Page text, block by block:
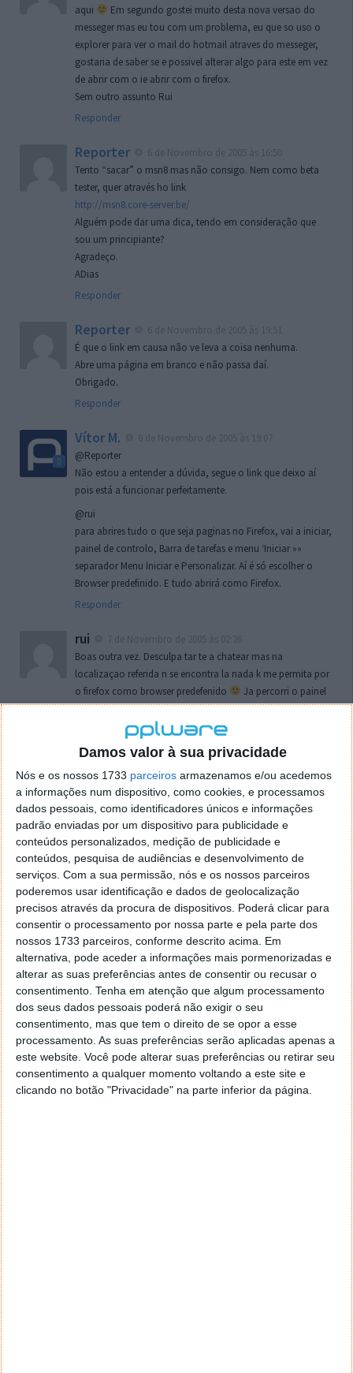
Damos valor à sua privacidade
Nós e os nossos 1733 parceiros armazenamos e/ou acedemos
a informações num dispositivo, como cookies, e processamos
dados pessoais, como identificadores únicos e informações
padrão enviadas por um dispositivo para publicidade e
conteúdos personalizados, medição de publicidade e
conteúdos, pesquisa de audiências e desenvolvimento de
serviços. Com a sua permissão, nós e os nossos parceiros
poderemos usar identificação e dados de geolocalização
precisos através da procura de dispositivos. Poderá clicar para
consentir o processamento por nossa parte e pela parte dos
nossos 1733 parceiros, conforme descrito acima. Em
alternativa, pode aceder a informações mais pormenorizadas e
alterar as suas preferências antes de consentir ou recusar o
consentimento. Tenha em atenção que algum processamento
dos seus dados pessoais poderá não exigir o seu
consentimento, mas que tem o direito de se opor a esse
processamento. As suas preferências serão aplicadas apenas a
este website. Você pode alterar suas preferências ou retirar seu
consentimento a qualquer momento voltando a este site e
clicando no botão "Privacidade" na parte inferior da página.
aqui
Em segundo gostei muito desta nova versao do
messeger mas eu tou com um problema, eu que so uso o
explorer para ver o mail do hotmail atraves do messeger,
gostaria de saber se e possivel alterar algo para este em vez
de abrir com o ie abrir com o firefox.
Sem outro assunto Rui
Responder
Reporter
Tento “sacar” o msn8 mas não consigo. Nem como beta
tester, quer através ho link
http://msn8.core-server.be/
Alguém pode dar uma dica, tendo em consideração que
sou um principiante?
Agradeço.
ADias
Responder
Reporter
É que o link em causa não ve leva a coisa nenhuma.
Abre uma página em branco e não passa daí.
Obrigado.
Responder
Vítor M.
@Reporter
Não estou a entender a dúvida, segue o link que deixo aí
pois está a funcionar perfeitamente.
@rui
para abrires tudo o que seja paginas no Firefox, vai a iniciar,
painel de controlo, Barra de tarefas e menu ‘Iniciar »»
separador Menu Iniciar e Personalizar. Aí é só escolher o
Browser predefinido. E tudo abrirá como Firefox.
Responder
rui
Boas outra vez. Desculpa tar te a chatear mas na
localizaçao referida n se encontra la nada k me permita por
o firefox como browser predefenido
Ja percorri o painel
de control tudo e nada. Tou a comecar a desesperar, ate ja
tentei apagar o explorer na tentativa de forçar o uso do
firefox mas em vao. Kaso te lembres de outra dica fico
agradecido, caso contrario obrigado a mesma
Responder
Vítor M.
7 de Novembro de 2005 às 01:39
@Reporter
Desculpa mas o link funciona. Seja como for segue por mail
o MSn Messenger 8.
Responder
Vítor M.
7 de Novembro de 2005 às 11:21
@Rui
Tens de encontrar o que te falei. Faz da seguinte maneira,
janela iniciar e no topo dessa janela com o botão direito do
rato faz propriedades. Depois no separador Menu ‘Iniciar’
clica no botão ‘Personalizar’ aí encontrarás no separador
geral a opção para escolheres o Browser com que queres
navegar e o gestor de e-mail. Caso não consigas chegar lá,
vais ao teu Firefox e nas ferramentas ou tools escolhes
‘Opções’ ou ‘Options’ icon geral da então janela aberta e
logo perto do fim encontras um local para colocares um